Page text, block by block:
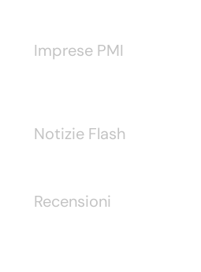
Imprese PMI
Notizie Flash
Recensioni